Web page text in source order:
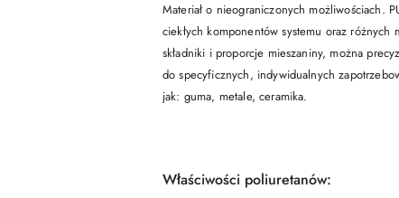
Materiał o nieograniczonych możliwościach.
ciekłych komponentów systemu oraz
składniki i proporcje mieszaniny, można
do specyficznych, indywidualnych
jak: guma, metale, ceramika.
Właściwości poliuretanów: